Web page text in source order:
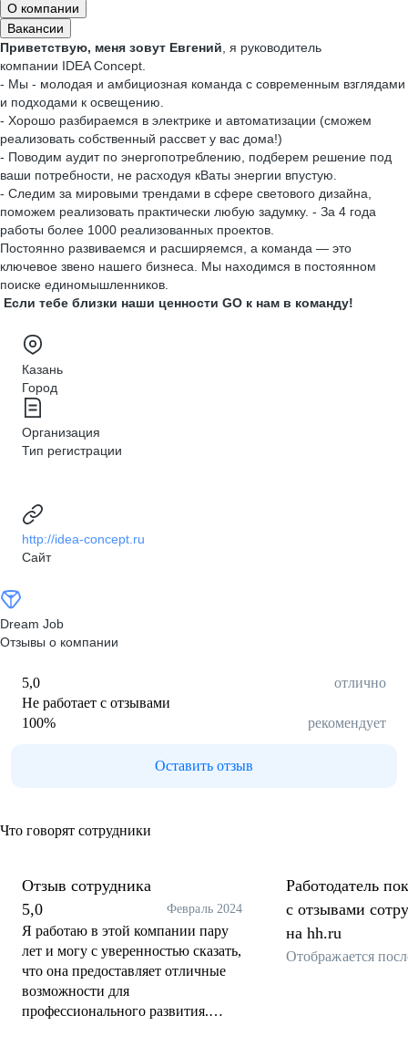
О компании
Вакансии
Приветствую, меня зовут Евгений , я руководитель
компании IDEA Concept.
- Мы - молодая и амбициозная команда с современным взглядами
и подходами к освещению.
- Хорошо разбираемся в электрике и автоматизации (сможем
реализовать собственный рассвет у вас дома!)
- Поводим аудит по энергопотреблению, подберем решение под
ваши потребности, не расходуя кВаты энергии впустую.
- Следим за мировыми трендами в сфере светового дизайна,
поможем реализовать практически любую задумку. - За 4 года
работы более 1000 реализованных проектов.
Постоянно развиваемся и расширяемся, а команда — это
ключевое звено нашего бизнеса. Мы находимся в постоянном
поиске единомышленников.
Если тебе близки наши ценности GO к нам в команду!
Казань
Город
Организация
Тип регистрации
http://idea-concept.ru
Сайт
Dream Job
Отзывы о компании
5,0
отлично
Не работает с отзывами
100% рекомендует
Оставить отзыв
Что говорят сотрудники
Отзыв сотрудника
5,0
Февраль 2024
Я работаю в этой компании пару
лет и могу с уверенностью сказать,
что она предоставляет отличные
возможности для
профессионального развития.
Работодатель
с отзывами
на hh.ru
Отображается